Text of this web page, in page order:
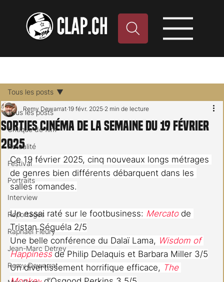
Tous les posts
Critique de film
Actualité
Festival
Portraits
Interview
Reportages
Raphael Fleury
Jean-Marc Detrey
Remy Dewarrat
Tous les posts
Sorties cinéma de la semaine du 19 février
2025
Remy Dewarrat 19 févr. 2025 2 min de lecture
Ce 19 février 2025, cinq nouveaux longs métrages
de genres bien différents débarquent dans les
salles romandes.
Un essai raté sur le footbusiness: Mercato de
Tristan Séguéla 2/5
Une belle conférence du Dalaï Lama, Wisdom of
Happiness de Philip Delaquis et Barbara Miller 3/5
Un divertissement horrifique efficace, The